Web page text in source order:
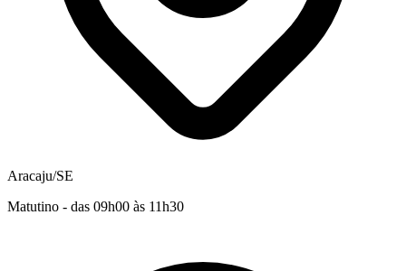
Aracaju/SE
Matutino - das 09h00 às 11h30